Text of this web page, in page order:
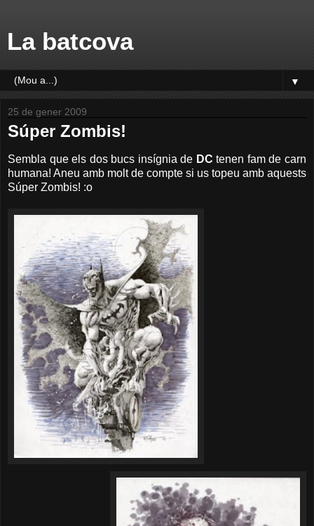
La batcova
▼
25 de gener 2009
Súper Zombis!
Sembla que els dos bucs insígnia de DCtenen fam de carn
humana! Aneu amb molt de compte si us topeu amb aquests
Súper Zombis! :o